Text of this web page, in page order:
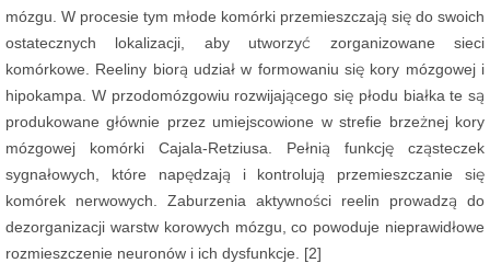
mózgu. W procesie tym młode komórki przemieszczają się do swoich
ostatecznych lokalizacji, aby utworzyć zorganizowane sieci
komórkowe. Reeliny biorą udział w formowaniu się kory mózgowej i
hipokampa. W przodomózgowiu rozwijającego się płodu białka te są
produkowane głównie przez umiejscowione w strefie brzeżnej kory
mózgowej komórki Cajala-Retziusa. Pełnią funkcję cząsteczek
sygnałowych, które napędzają i kontrolują przemieszczanie się
komórek nerwowych. Zaburzenia aktywności reelin prowadzą do
dezorganizacji warstw korowych mózgu, co powoduje nieprawidłowe
rozmieszczenie neuronów i ich dysfunkcje. [2]